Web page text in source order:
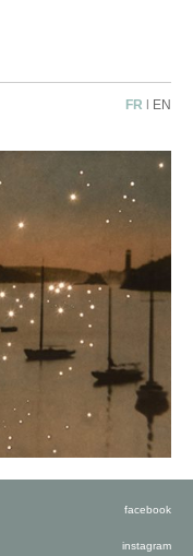
FR | EN
facebook
instagram